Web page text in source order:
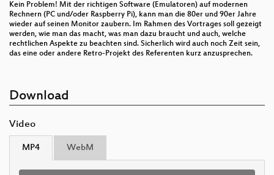
Kein Problem! Mit der richtigen Software (Emulatoren) auf modernen
Rechnern (PC und/oder Raspberry Pi), kann man die 80er und 90er Jahre
wieder auf seinen Monitor zaubern. Im Rahmen des Vortrages soll gezeigt
werden, wie man das macht, was man dazu braucht und auch, welche
rechtlichen Aspekte zu beachten sind. Sicherlich wird auch noch Zeit sein,
das eine oder andere Retro-Projekt des Referenten kurz anzusprechen.
Download
Video
MP4 WebM